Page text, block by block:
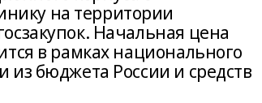
на территории
Начальная цена
в рамках национального
из бюджета России и средств